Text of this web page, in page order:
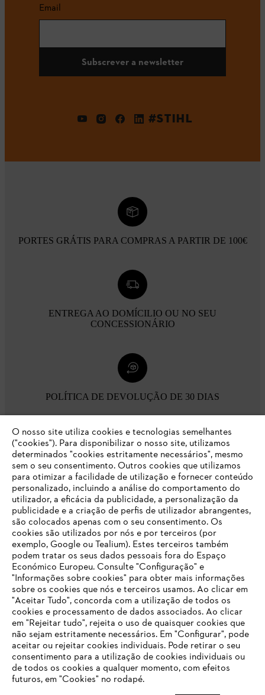
Email
Subscrever a newsletter
#STIHL
PORTES GRÁTIS PARA COMPRAS A PARTIR DE 100€
ENTREGA AO DOMÍCILIO OU NO SEU
CONCESSIONÁRIO
POLÍTICA DE DEVOLUÇÃO DE 30 DIAS
Opções de pagamento
Empresa
FAQs Loja Online
Contacto
O SEU NAVEGADOR NÃO SUPORTA
ESTE WEBSITE
Está utilizar um navegador que ainda não suportamos. Para
obter o melhor uso de nosso site, recomendamos que altere
para um dos seguintes navegadores:
O nosso site utiliza cookies e tecnologias semelhantes
("cookies"). Para disponibilizar o nosso site, utilizamos
determinados "cookies estritamente necessários", mesmo
sem o seu consentimento. Outros cookies que utilizamos
para otimizar a facilidade de utilização e fornecer conteúdo
personalizado, incluindo a análise do comportamento do
utilizador, a eficácia da publicidade, a personalização da
publicidade e a criação de perfis de utilizador abrangentes,
são colocados apenas com o seu consentimento. Os
cookies são utilizados por nós e por terceiros (por
exemplo, Google ou Tealium). Estes terceiros também
podem tratar os seus dados pessoais fora do Espaço
Económico Europeu. Consulte "Configuração" e
"Informações sobre cookies" para obter mais informações
sobre os cookies que nós e terceiros usamos. Ao clicar em
"Aceitar Tudo", concorda com a utilização de todos os
cookies e processamento de dados associados. Ao clicar
em "Rejeitar tudo", rejeita o uso de quaisquer cookies que
não sejam estritamente necessários. Em "Configurar", pode
aceitar ou rejeitar cookies individuais. Pode retirar o seu
consentimento para a utilização de cookies individuais ou
de todos os cookies a qualquer momento, com efeitos
futuros, em "Cookies" no rodapé.